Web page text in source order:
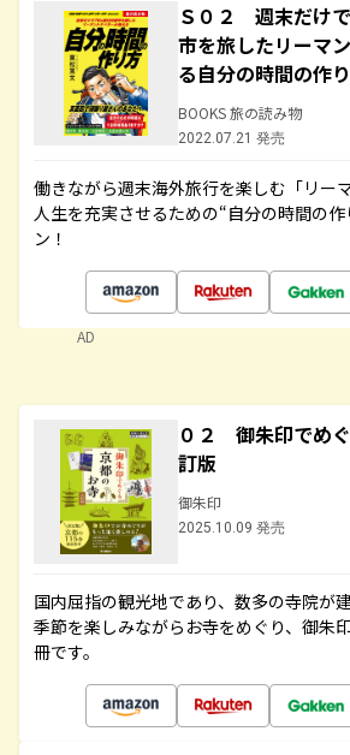
Ｓ０２ 週末だけ
市を旅したリーマ
る自分の時間の作
BOOKS 旅の読み物
2022.07.21 発売
働きながら週末海外旅行を楽しむ「リー
人生を充実させるための“自分の時間の
ン！
AD
０２ 御朱印でめ
訂版
御朱印
2025.10.09 発売
国内屈指の観光地であり、数多の寺院が
季節を楽しみながらお寺をめぐり、御朱
冊です。